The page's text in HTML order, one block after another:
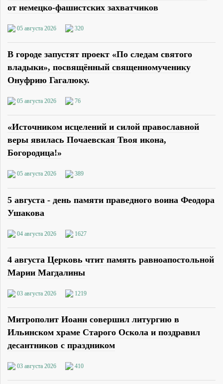
от немецко-фашистских захватчиков
05 августа 2026 320
В городе запустят проект «По следам святого
владыки», посвящённый священномученику
Онуфрию Гагалюку.
05 августа 2026 76
«Источником исцелений и силой православной
веры явилась Почаевская Твоя икона,
Богородица!»
05 августа 2026 389
5 августа - день памяти праведного воина Феодора
Ушакова
04 августа 2026 1627
4 августа Церковь чтит память равноапостольной
Марии Магдалины
03 августа 2026 1219
Митрополит Иоанн совершил литургию в
Ильинском храме Старого Оскола и поздравил
десантников с праздником
03 августа 2026 410